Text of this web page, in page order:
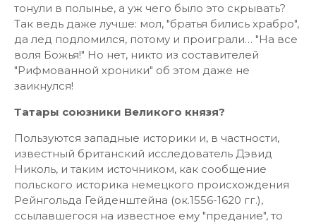
тонули в полынье, а уж чего было это скрывать?
Так ведь даже лучше: мол, "братья бились храбро",
да лед подломился, потому и проиграли… "На все
воля Божья!" Но нет, никто из составителей
"Рифмованной хроники" об этом даже не
заикнулся!
Татары союзники Великого князя?
Пользуются западные историки и, в частности,
известный британский исследователь Дэвид
Николь, и таким источником, как сообщение
польского историка немецкого происхождения
Рейнгольда Гейденштейна (ок.1556-1620 гг.),
ссылавшегося на известное ему "предание", то